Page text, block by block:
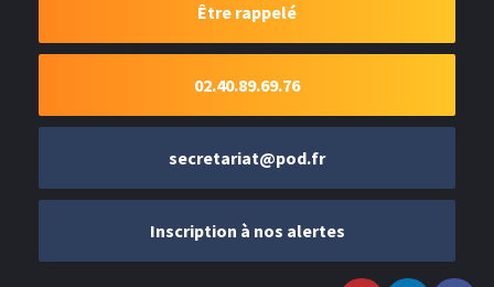
Être rappelé
02.40.89.69.76
secretariat@pod.fr
Inscription à nos alertes